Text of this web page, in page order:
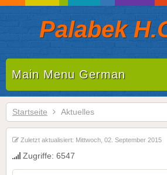
Palabek
Main Menu German
Startseite Aktuelles
Zuletzt aktualisiert: Mittwoch, 02. September 2015
Zugriffe: 6547